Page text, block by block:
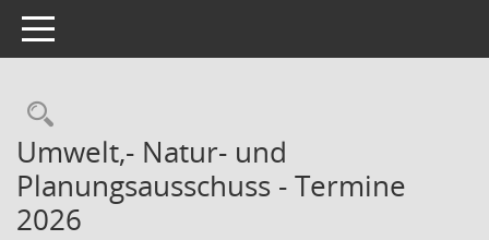
Toggle navigation
Rechercheauswahl
Umwelt,- Natur- und
Planungsausschuss - Termine
2026